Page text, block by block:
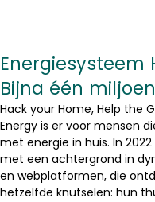
Energiesysteem
Bijna één
Hack your Home, Help the
Energy is er voor mensen
met energie in huis. In
met een achtergrond in
en webplatformen, die
hetzelfde knutselen: hun